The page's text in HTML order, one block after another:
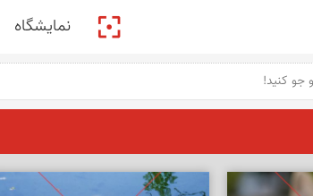
پیکمی نمایشگاه